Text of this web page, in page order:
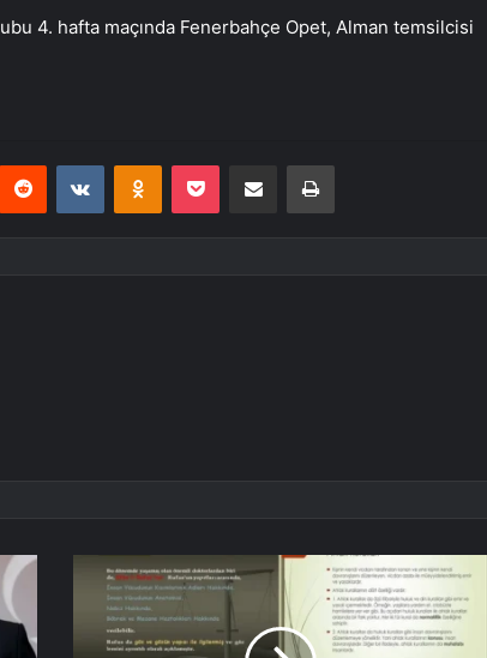
4. hafta maçında Fenerbahçe Opet, Alman temsilcisi
Reddit VKontakteOdnoklassniki
Pocket E-Posta ile paylaş Yazdır